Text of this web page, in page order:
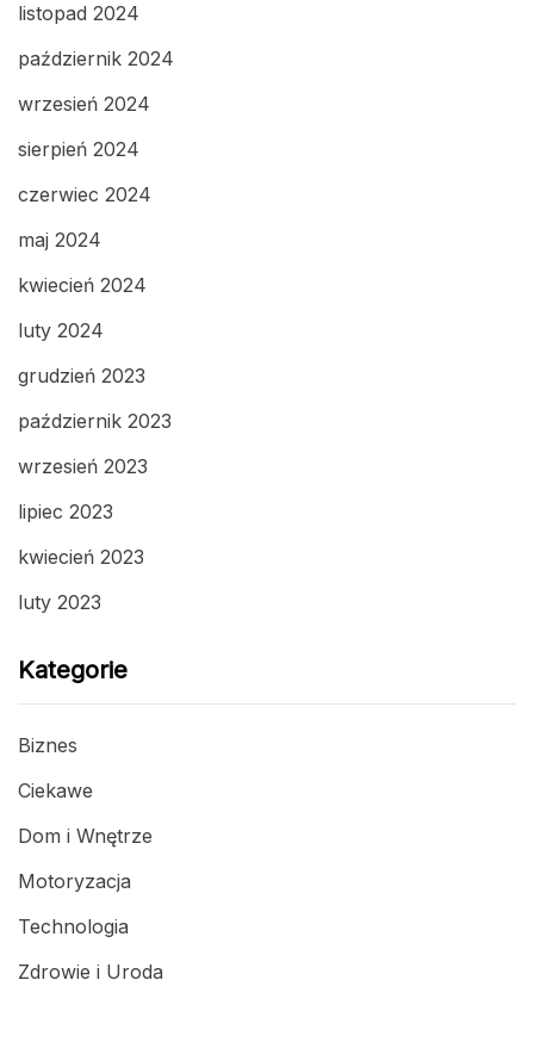
listopad 2024
październik 2024
wrzesień 2024
sierpień 2024
czerwiec 2024
maj 2024
kwiecień 2024
luty 2024
grudzień 2023
październik 2023
wrzesień 2023
lipiec 2023
kwiecień 2023
luty 2023
Kategorie
Biznes
Ciekawe
Dom i Wnętrze
Motoryzacja
Technologia
Zdrowie i Uroda